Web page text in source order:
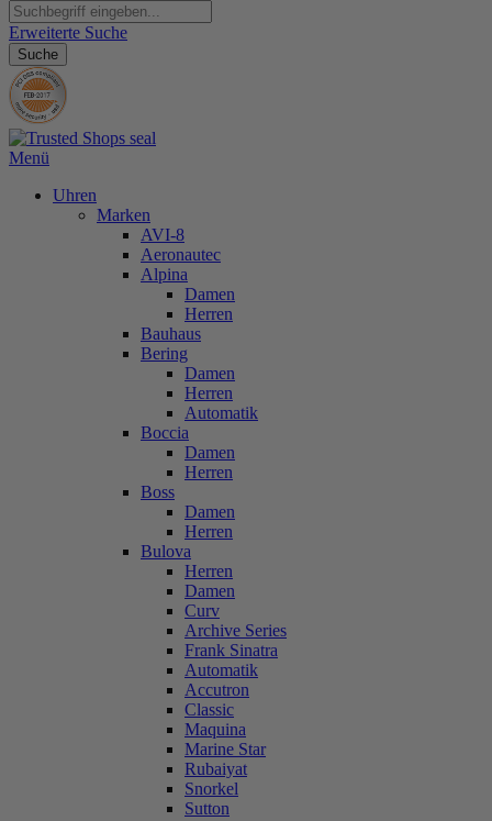
Erweiterte Suche
Suche
Menü
Uhren
Marken
AVI-8
Aeronautec
Alpina
Damen
Herren
Bauhaus
Bering
Damen
Herren
Automatik
Boccia
Damen
Herren
Boss
Damen
Herren
Bulova
Herren
Damen
Curv
Archive Series
Frank Sinatra
Automatik
Accutron
Classic
Maquina
Marine Star
Rubaiyat
Snorkel
Sutton